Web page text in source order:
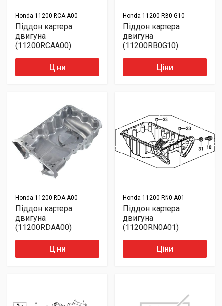
Honda 11200-RCA-A00
Піддон картера
двигуна
(11200RCAA00)
Ціни
Honda 11200-RB0-G10
Піддон картера
двигуна
(11200RB0G10)
Ціни
Honda 11200-RDA-A00
Піддон картера
двигуна
(11200RDAA00)
Ціни
Honda 11200-RN0-A01
Піддон картера
двигуна
(11200RN0A01)
Ціни